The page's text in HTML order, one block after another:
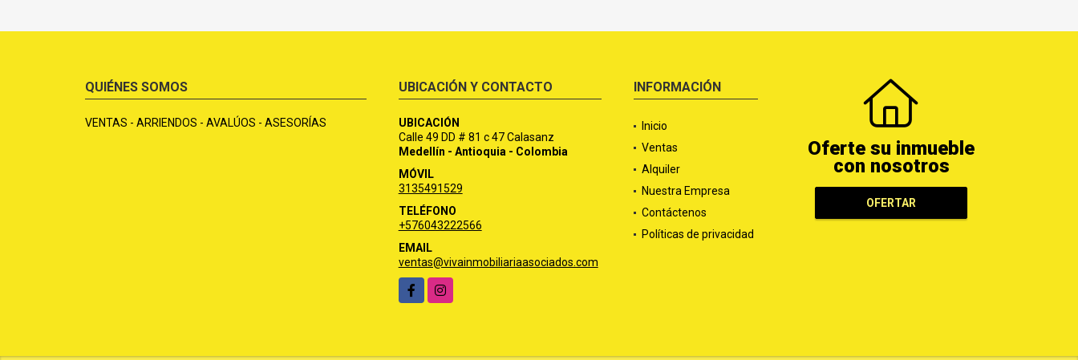
QUIÉNES SOMOS
VENTAS - ARRIENDOS - AVALÚOS - ASESORÍAS
UBICACIÓN Y CONTACTO
UBICACIÓN
Calle 49 DD # 81 c 47 Calasanz
Medellín - Antioquia - Colombia
MÓVIL
3135491529
TELÉFONO
+576043222566
EMAIL
ventas@vivainmobiliariaasociados.com
FacebookInstagram
INFORMACIÓN
Inicio
Ventas
Alquiler
Nuestra Empresa
Contáctenos
Políticas de privacidad
Oferte su inmueble
con nosotros
OFERTAR